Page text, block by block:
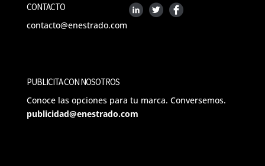
CONTACTO
contacto@enestrado.com
PUBLICITA CON NOSOTROS
Conoce las opciones para tu marca. Conversemos.
publicidad@enestrado.com